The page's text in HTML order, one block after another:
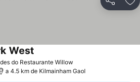
Partilhar
do Restaurante WillowVer preços
West
a 4.5 km de Kilmainham Gaol